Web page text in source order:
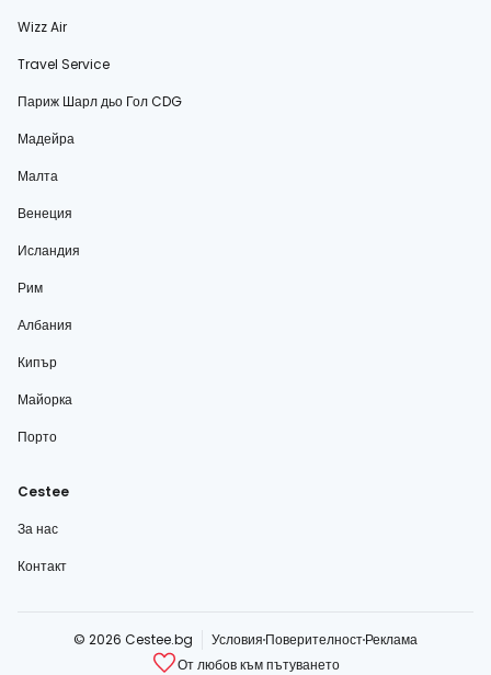
Wizz Air
Travel Service
Париж Шарл дьо Гол CDG
Мадейра
Малта
Венеция
Исландия
Рим
Албания
Кипър
Майорка
Порто
Cestee
За нас
Контакт
© 2026 Cestee.bg Условия ПоверителностРеклама
От любов към пътуването